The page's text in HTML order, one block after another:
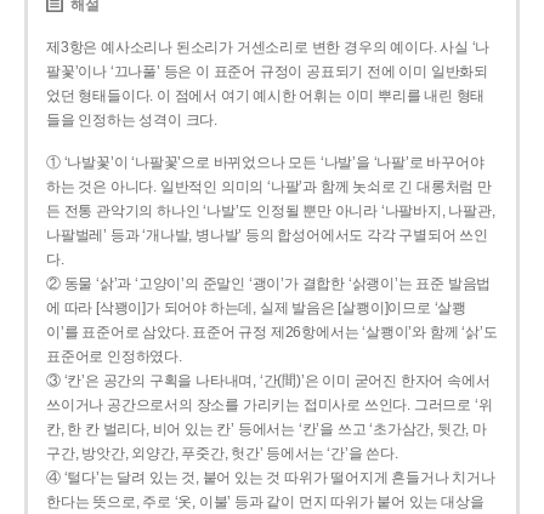
해설
제3항은 예사소리나 된소리가 거센소리로 변한 경우의 예이다. 사실 ‘나
팔꽃’이나 ‘끄나풀’ 등은 이 표준어 규정이 공표되기 전에 이미 일반화되
었던 형태들이다. 이 점에서 여기 예시한 어휘는 이미 뿌리를 내린 형태
들을 인정하는 성격이 크다.
① ‘나발꽃’이 ‘나팔꽃’으로 바뀌었으나 모든 ‘나발’을 ‘나팔’로 바꾸어야
하는 것은 아니다. 일반적인 의미의 ‘나팔’과 함께 놋쇠로 긴 대롱처럼 만
든 전통 관악기의 하나인 ‘나발’도 인정될 뿐만 아니라 ‘나팔바지, 나팔관,
나팔벌레’ 등과 ‘개나발, 병나발’ 등의 합성어에서도 각각 구별되어 쓰인
다.
② 동물 ‘삵’과 ‘고양이’의 준말인 ‘괭이’가 결합한 ‘삵괭이’는 표준 발음법
에 따라 [삭꽹이]가 되어야 하는데, 실제 발음은 [살쾡이]이므로 ‘살쾡
이’를 표준어로 삼았다. 표준어 규정 제26항에서는 ‘살쾡이’와 함께 ‘삵’도
표준어로 인정하였다.
③ ‘칸’은 공간의 구획을 나타내며, ‘간(間)’은 이미 굳어진 한자어 속에서
쓰이거나 공간으로서의 장소를 가리키는 접미사로 쓰인다. 그러므로 ‘위
칸, 한 칸 벌리다, 비어 있는 칸’ 등에서는 ‘칸’을 쓰고 ‘초가삼간, 뒷간, 마
구간, 방앗간, 외양간, 푸줏간, 헛간’ 등에서는 ‘간’을 쓴다.
④ ‘털다’는 달려 있는 것, 붙어 있는 것 따위가 떨어지게 흔들거나 치거나
한다는 뜻으로, 주로 ‘옷, 이불’ 등과 같이 먼지 따위가 붙어 있는 대상을